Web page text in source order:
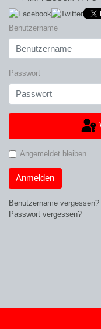
Benutzername
Passwort
Angemeldet bleiben
Anmelden
Benutzername vergessen?
Passwort vergessen?